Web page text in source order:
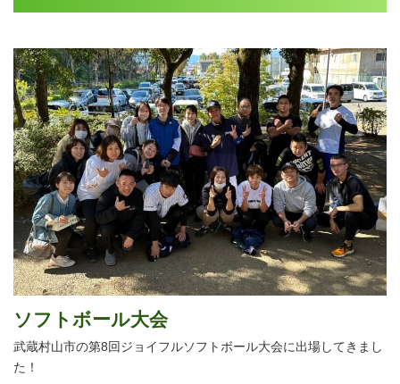
ソフトボール大会
武蔵村山市の第8回ジョイフルソフトボール大会に出場してきまし
た！